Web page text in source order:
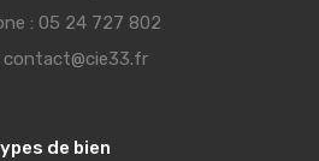
: 05 24 727 802
contact@cie33.fr
de bien